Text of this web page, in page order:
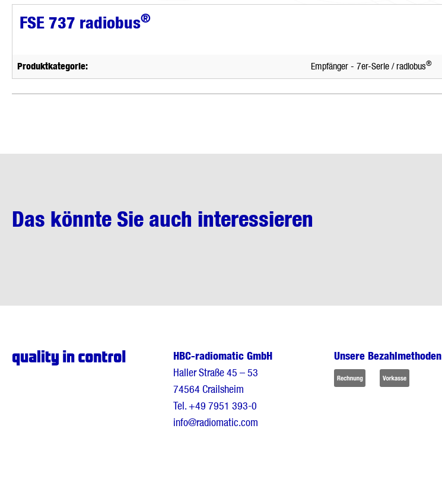
FSE 737 radiobus®
Produktkategorie: Empfänger - 7er-Serie / radiobus®
Das könnte Sie auch interessieren
HBC-radiomatic GmbH
Haller Straße 45 – 53
74564 Crailsheim
Tel.+49 7951 393-0
info@radiomatic.com
Unsere Bezahlmethoden